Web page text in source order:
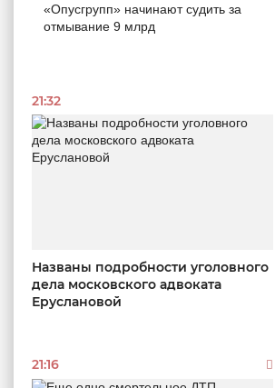
«Опусгрупп» начинают судить за
отмывание 9 млрд
21:32
Названы подробности уголовного
дела московского адвоката
Еруслановой
21:16